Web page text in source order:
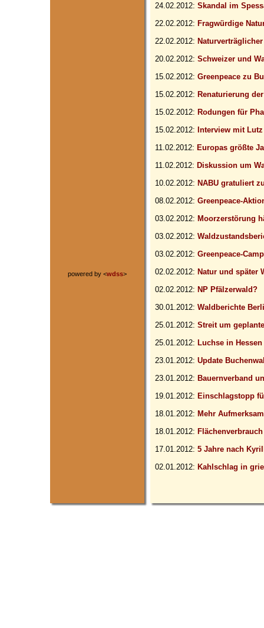
powered by <wdss>
24.02.2012: Skandal im
22.02.2012: Fragwürdige
22.02.2012:
20.02.2012: Schweizer und
15.02.2012: Greenpeace zu
15.02.2012: Renaturierung
15.02.2012: Rodungen für
15.02.2012: Interview mit
11.02.2012: Europas größte
11.02.2012: Diskussion um
10.02.2012: NABU gratuliert
08.02.2012: Greenpeace-
03.02.2012: Moorzerstörung
03.02.2012:
03.02.2012: Greenpeace-
02.02.2012: Natur und später
02.02.2012: NP Pfälzerwald?
30.01.2012: Waldberichte
25.01.2012: Streit um
25.01.2012: Luchse in Hessen
23.01.2012: Update
23.01.2012: Bauernverband
19.01.2012: Einschlagstopp
18.01.2012: Mehr
18.01.2012:
17.01.2012: 5 Jahre nach
02.01.2012: Kahlschlag in